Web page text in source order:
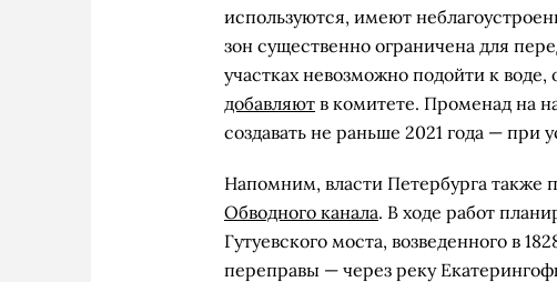
используются, имеют
зон существенно ограничена для
участках невозможно подойти к воде,
добавляют в комитете. Променад на
создавать не раньше 2021 года —
Напомним, власти Петербурга также
Обводного канала. В ходе работ
Гутуевского моста, возведенного в
переправы — через реку